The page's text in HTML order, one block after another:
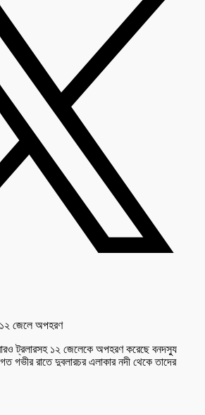
ট্রলারসহ ১২ জেলেকে অপহরণ করেছে বনদস্যু
গভীর রাতে দুবলারচর এলাকার নদী থেকে তাদের